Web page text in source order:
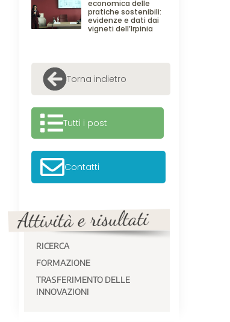
economica delle
pratiche sostenibili:
evidenze e dati dai
vigneti dell’Irpinia
Torna indietro
Tutti i post
Contatti
RICERCA
FORMAZIONE
TRASFERIMENTO DELLE
INNOVAZIONI